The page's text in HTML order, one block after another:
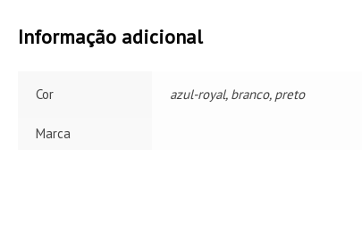
Informação adicional
Cor azul-royal, branco, preto
Marca